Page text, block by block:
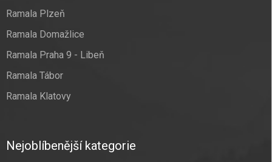
Ramala Plzeň
Ramala Domažlice
Ramala Praha 9 - Libeň
Ramala Tábor
Ramala Klatovy
Nejoblíbenější kategorie